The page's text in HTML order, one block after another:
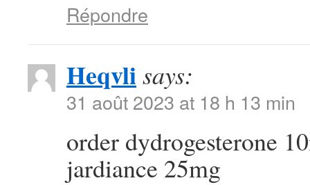
Répondre
Heqvlisays:
31 août 2023 at 18 h 13 min
order dydrogesterone
jardiance 25mg